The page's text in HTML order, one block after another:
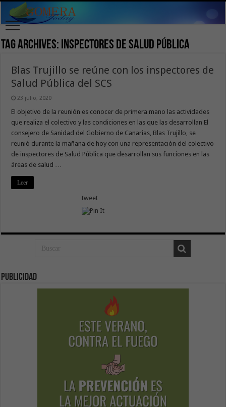
Tag Archives: inspectores de Salud Pública
Blas Trujillo se reúne con los inspectores de
Salud Pública del SCS
23 julio, 2020
El objetivo de la reunión es conocer de primera mano las actividades
que realiza el colectivo y las condiciones en las que las desarrollan El
consejero de Sanidad del Gobierno de Canarias, Blas Trujillo, se
reunió durante la mañana de hoy con una representación del colectivo
de inspectores de Salud Pública que desarrollan sus funciones en las
áreas de salud …
Leer
tweet
Publicidad